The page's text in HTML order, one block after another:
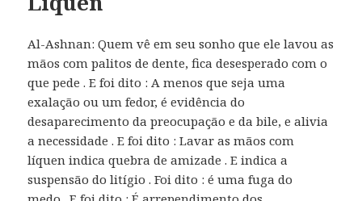
Al-Ashnan: Quem vê em seu sonho que ele lavou as
mãos com palitos de dente, fica desesperado com o
que pede . E foi dito : A menos que seja uma
exalação ou um fedor, é evidência do
desaparecimento da preocupação e da bile, e alivia
a necessidade . E foi dito : Lavar as mãos com
líquen indica quebra de amizade . E indica a
suspensão do litígio . Foi dito : é uma fuga do